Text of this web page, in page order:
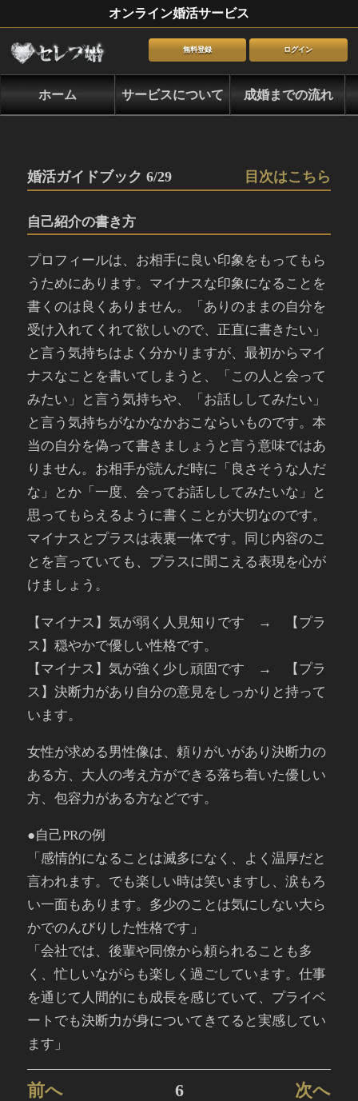
オンライン婚活サービス
無料登録 ログイン
ホーム サービスについて 成婚までの流れ
婚活ガイドブック 6/29 目次はこちら
自己紹介の書き方
プロフィールは、お相手に良い印象をもってもら
うためにあります。マイナスな印象になることを
書くのは良くありません。「ありのままの自分を
受け入れてくれて欲しいので、正直に書きたい」
と言う気持ちはよく分かりますが、最初からマイ
ナスなことを書いてしまうと、「この人と会って
みたい」と言う気持ちや、「お話ししてみたい」
と言う気持ちがなかなかおこならいものです。本
当の自分を偽って書きましょうと言う意味ではあ
りません。お相手が読んだ時に「良さそうな人だ
な」とか「一度、会ってお話ししてみたいな」と
思ってもらえるように書くことが大切なのです。
マイナスとプラスは表裏一体です。同じ内容のこ
とを言っていても、プラスに聞こえる表現を心が
けましょう。
【マイナス】気が弱く人見知りです → 【プラ
ス】穏やかで優しい性格です。
【マイナス】気が強く少し頑固です → 【プラ
ス】決断力があり自分の意見をしっかりと持って
います。
女性が求める男性像は、頼りがいがあり決断力の
ある方、大人の考え方ができる落ち着いた優しい
方、包容力がある方などです。
●自己PRの例
「感情的になることは滅多になく、よく温厚だと
言われます。でも楽しい時は笑いますし、涙もろ
い一面もあります。多少のことは気にしない大ら
かでのんびりした性格です」
「会社では、後輩や同僚から頼られることも多
く、忙しいながらも楽しく過ごしています。仕事
を通じて人間的にも成長を感じていて、プライベ
ートでも決断力が身についてきてると実感してい
ます」
前へ 6 次へ